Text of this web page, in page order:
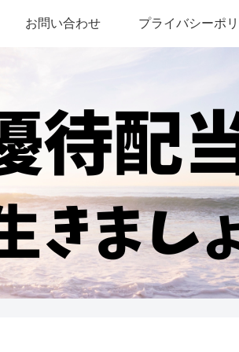
お問い合わせ プライバシーポ